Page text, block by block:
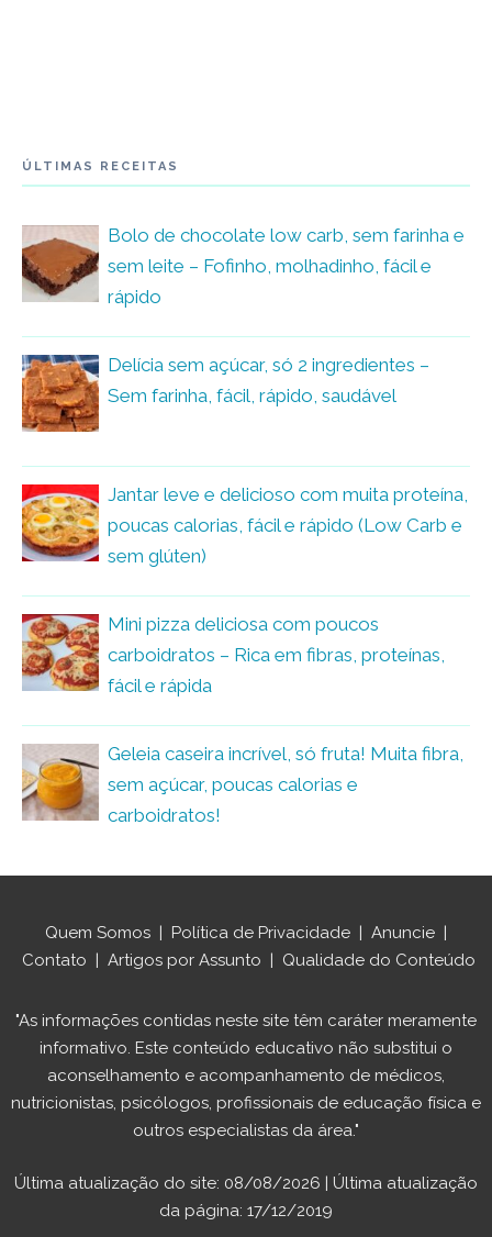
ÚLTIMAS RECEITAS
Bolo de chocolate low carb, sem farinha e
sem leite – Fofinho, molhadinho, fácil e
rápido
Delícia sem açúcar, só 2 ingredientes –
Sem farinha, fácil, rápido, saudável
Jantar leve e delicioso com muita proteína,
poucas calorias, fácil e rápido (Low Carb e
sem glúten)
Mini pizza deliciosa com poucos
carboidratos – Rica em fibras, proteínas,
fácil e rápida
Geleia caseira incrível, só fruta! Muita fibra,
sem açúcar, poucas calorias e
carboidratos!
Quem Somos Política de Privacidade Anuncie
Contato
Artigos por Assunto Qualidade do Conteúdo
"As informações contidas neste site têm caráter meramente
informativo. Este conteúdo educativo não substitui o
aconselhamento e acompanhamento de médicos,
nutricionistas, psicólogos, profissionais de educação física e
outros especialistas da área."
Última atualização do site: 08/08/2026 | Última atualização
da página: 17/12/2019